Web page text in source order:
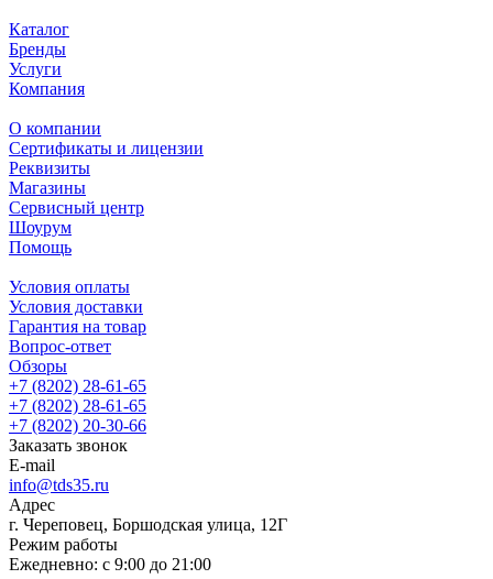
Каталог
Бренды
Услуги
Компания
О компании
Сертификаты и лицензии
Реквизиты
Магазины
Сервисный центр
Шоурум
Помощь
Условия оплаты
Условия доставки
Гарантия на товар
Вопрос-ответ
Обзоры
+7 (8202) 28‑61-65
+7 (8202) 28‑61-65
+7 (8202) 20‑30-66
Заказать звонок
E-mail
info@tds35.ru
Адрес
г. Череповец, Боршодская улица, 12Г
Режим работы
Ежедневно: с 9:00 до 21:00